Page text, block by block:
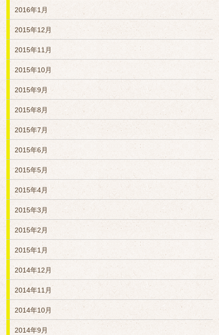
2016年1月
2015年12月
2015年11月
2015年10月
2015年9月
2015年8月
2015年7月
2015年6月
2015年5月
2015年4月
2015年3月
2015年2月
2015年1月
2014年12月
2014年11月
2014年10月
2014年9月